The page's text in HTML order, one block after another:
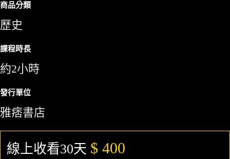
商品分類
歷史
課程時長
約2小時
發行單位
雅痞書店
線上收看30天 $ 400